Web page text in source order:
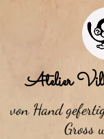
Atelier
von Hand
Gross